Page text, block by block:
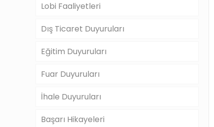
Lobi Faaliyetleri
Dış Ticaret Duyuruları
Eğitim Duyuruları
Fuar Duyuruları
İhale Duyuruları
Başarı Hikayeleri